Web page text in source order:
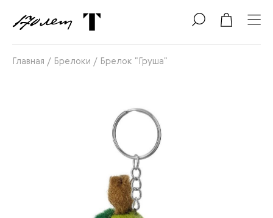
Главная / Брелоки / Брелок "Груша"